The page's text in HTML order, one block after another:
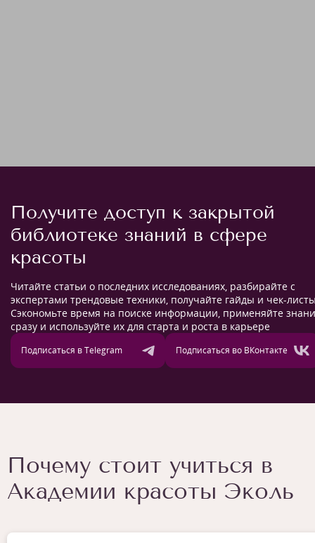
Получите доступ к закрытой
библиотеке знаний в сфере
красоты
Читайте статьи о последних исследованиях, разбирайте с
экспертами трендовые техники, получайте гайды и чек-
Сэкономьте время на поиске информации, применяйте
сразу и используйте их для старта и роста в карьере
Подписаться в Telegram Подписаться во ВКонтакте
Почему стоит учиться в
Академии красоты Эколь